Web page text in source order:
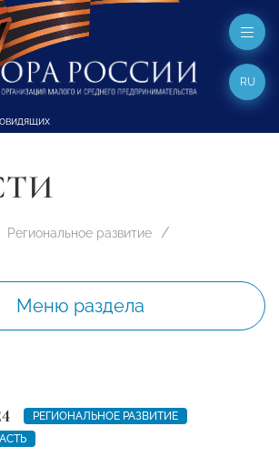
RU
Региональное развитие
Меню раздела
РЕГИОНАЛЬНОЕ РАЗВИТИЕ